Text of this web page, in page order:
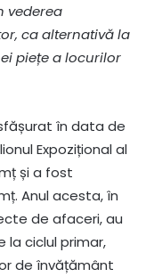
vederea
ca alternativă la
piețe a locurilor
în data de
Expozițional al
și a fost
Anul acesta, în
de afaceri, au
ciclul primar,
de învățământ